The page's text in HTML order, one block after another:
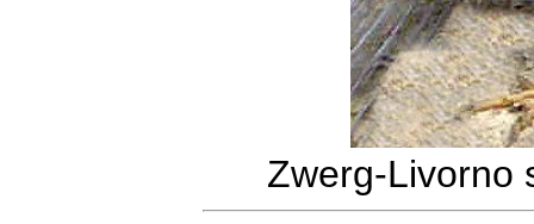
Zwerg-Livorno